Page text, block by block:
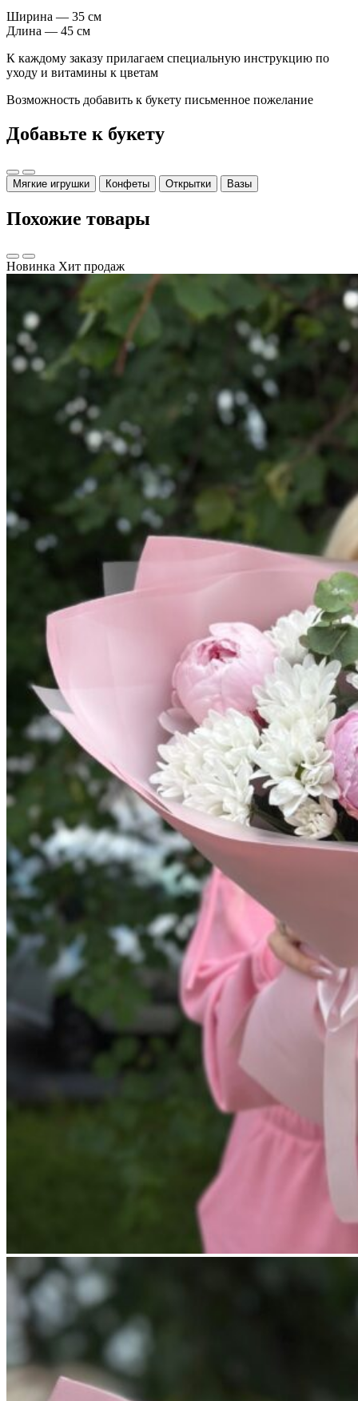
Ширина — 35 см
Длина — 45 см
К каждому заказу прилагаем специальную инструкцию по
уходу и витамины к цветам
Возможность добавить к букету письменное пожелание
Добавьте к букету
Мягкие игрушки Конфеты Открытки Вазы
Похожие товары
Новинка Хит продаж